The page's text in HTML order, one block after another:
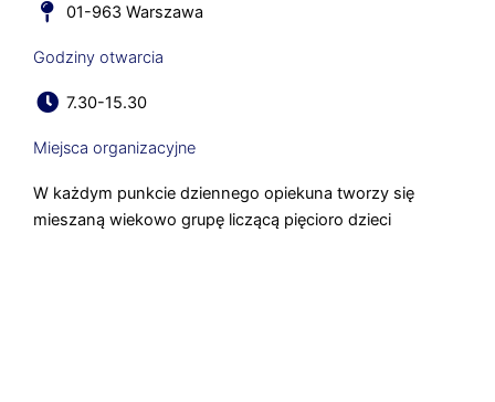
01-963 Warszawa
Godziny otwarcia
7.30-15.30
Miejsca organizacyjne
W każdym punkcie dziennego opiekuna tworzy się
mieszaną wiekowo grupę liczącą pięcioro dzieci